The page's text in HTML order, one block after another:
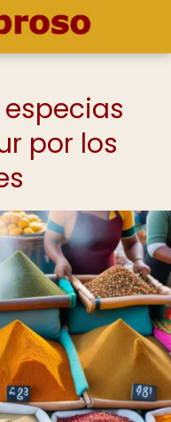
por los